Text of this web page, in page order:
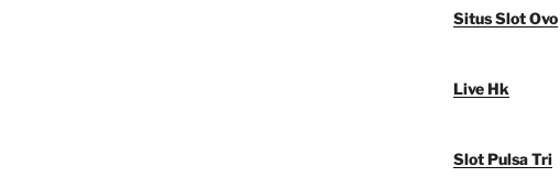
Situs Slot Ovo
Live Hk
Slot Pulsa Tri